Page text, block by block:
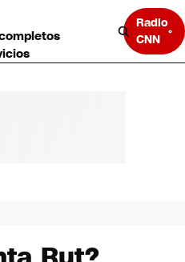
Radio
CNN